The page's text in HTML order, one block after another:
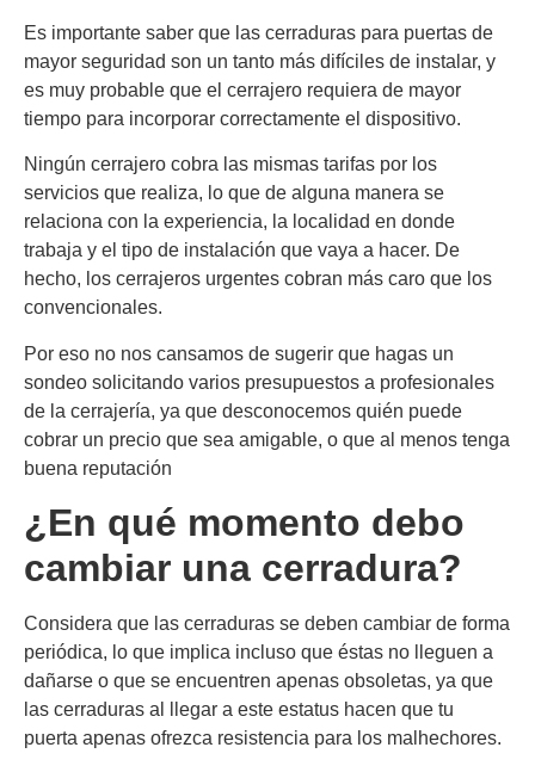
Es importante saber que las cerraduras para puertas de
mayor seguridad son un tanto más difíciles de instalar, y
es muy probable que el cerrajero requiera de mayor
tiempo para incorporar correctamente el dispositivo.
Ningún cerrajero cobra las mismas tarifas por los
servicios que realiza, lo que de alguna manera se
relaciona con la experiencia, la localidad en donde
trabaja y el tipo de instalación que vaya a hacer. De
hecho, los cerrajeros urgentes cobran más caro que los
convencionales.
Por eso no nos cansamos de sugerir que hagas un
sondeo solicitando varios presupuestos a profesionales
de la cerrajería, ya que desconocemos quién puede
cobrar un precio que sea amigable, o que al menos tenga
buena reputación
¿En qué momento debo
cambiar una cerradura?
Considera que las cerraduras se deben cambiar de forma
periódica, lo que implica incluso que éstas no lleguen a
dañarse o que se encuentren apenas obsoletas, ya que
las cerraduras al llegar a este estatus hacen que tu
puerta apenas ofrezca resistencia para los malhechores.